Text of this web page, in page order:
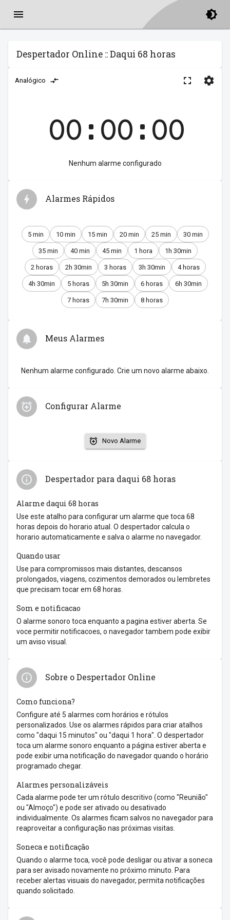
Despertador Online :: Daqui 68 horas
Analógico
00:00:00
Nenhum alarme configurado
Alarmes Rápidos
5 min 10 min 15 min 20 min 25 min 30 min
35 min 40 min 45 min 1 hora 1h 30min
2 horas 2h 30min 3 horas 3h 30min 4 horas
4h 30min 5 horas 5h 30min 6 horas 6h 30min
7 horas 7h 30min 8 horas
Meus Alarmes
Nenhum alarme configurado. Crie um novo alarme abaixo.
Configurar Alarme
Novo Alarme
Despertador para daqui 68 horas
Alarme daqui 68 horas
Use este atalho para configurar um alarme que toca 68
horas depois do horario atual. O despertador calcula o
horario automaticamente e salva o alarme no navegador.
Quando usar
Use para compromissos mais distantes, descansos
prolongados, viagens, cozimentos demorados ou lembretes
que precisam tocar em 68 horas.
Som e notificacao
O alarme sonoro toca enquanto a pagina estiver aberta. Se
voce permitir notificacoes, o navegador tambem pode exibir
um aviso visual.
Sobre o Despertador Online
Como funciona?
Configure até 5 alarmes com horários e rótulos
personalizados. Use os alarmes rápidos para criar atalhos
como "daqui 15 minutos" ou "daqui 1 hora". O despertador
toca um alarme sonoro enquanto a página estiver aberta e
pode exibir uma notificação do navegador quando o horário
programado chegar.
Alarmes personalizáveis
Cada alarme pode ter um rótulo descritivo (como "Reunião"
ou "Almoço") e pode ser ativado ou desativado
individualmente. Os alarmes ficam salvos no navegador para
reaproveitar a configuração nas próximas visitas.
Soneca e notificação
Quando o alarme toca, você pode desligar ou ativar a soneca
para ser avisado novamente no próximo minuto. Para
receber alertas visuais do navegador, permita notificações
quando solicitado.